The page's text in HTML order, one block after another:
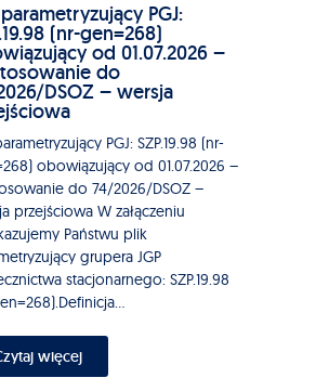
PGJ:
(nr-gen=268)
od 01.07.2026 –
do
DSOZ – wersja
PGJ: SZP.19.98 (nr-
obowiązujący od 01.07.2026 –
do 74/2026/DSOZ –
przejściowa W załączeniu
Państwu plik
grupera JGP
stacjonarnego: SZP.19.98
więcej